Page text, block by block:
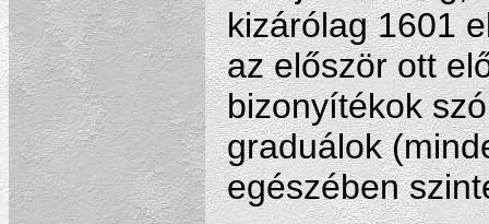
kizárólag 1601
az először ott
bizonyítékok
graduálok
egészében